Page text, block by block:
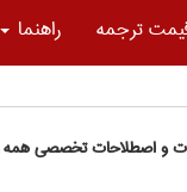
ترجمه راهنما
و اصطلاحات تخصصی همه